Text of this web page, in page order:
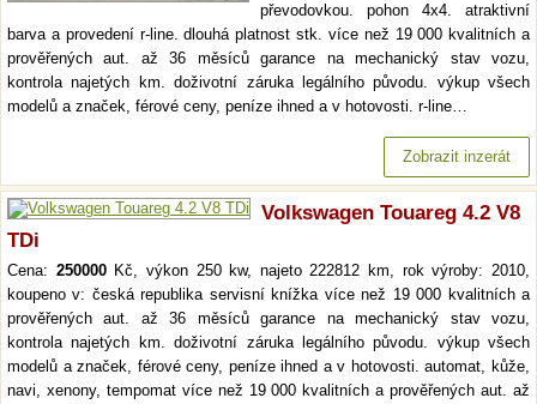
převodovkou. pohon 4x4. atraktivní
barva a provedení r-line. dlouhá platnost stk. více než 19 000 kvalitních a
prověřených aut. až 36 měsíců garance na mechanický stav vozu,
kontrola najetých km. doživotní záruka legálního původu. výkup všech
modelů a značek, férové ceny, peníze ihned a v hotovosti. r-line…
Zobrazit inzerát
Volkswagen Touareg 4.2 V8
TDi
Cena: 250000Kč, výkon 250 kw, najeto 222812 km, rok výroby: 2010,
koupeno v: česká republika servisní knížka více než 19 000 kvalitních a
prověřených aut. až 36 měsíců garance na mechanický stav vozu,
kontrola najetých km. doživotní záruka legálního původu. výkup všech
modelů a značek, férové ceny, peníze ihned a v hotovosti. automat, kůže,
navi, xenony, tempomat více než 19 000 kvalitních a prověřených aut. až